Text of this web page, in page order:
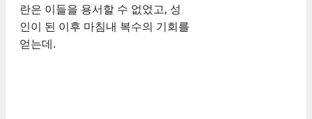
란은 이들을 용서할 수 없었고, 성
인이 된 이후 마침내 복수의 기회를
얻는데.